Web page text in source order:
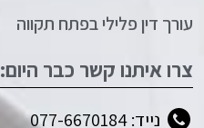
עורך דין פלילי בפתח תקווה
צרו איתנו קשר כבר היום:
נייד: 077-6670184